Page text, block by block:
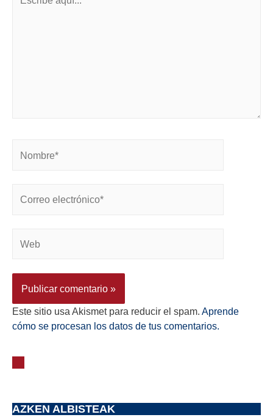
Este sitio usa Akismet para reducir el spam. Aprende
cómo se procesan los datos de tus comentarios.
AZKEN ALBISTEAK